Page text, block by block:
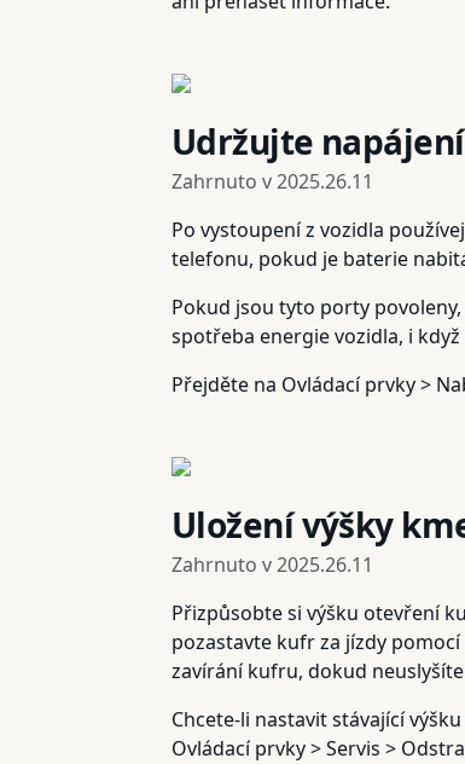
Udržujte
Zahrnuto v2025.26.11
Po vystoupení z vozidla
telefonu, pokud je baterie
Pokud jsou tyto porty
spotřeba energie vozidla, i
Přejděte na Ovládací prvky >
Uložení výšky
Zahrnuto v2025.26.11
Přizpůsobte si výšku otevření
pozastavte kufr za jízdy
zavírání kufru, dokud
Chcete-li nastavit stávající
Ovládací prvky > Servis >